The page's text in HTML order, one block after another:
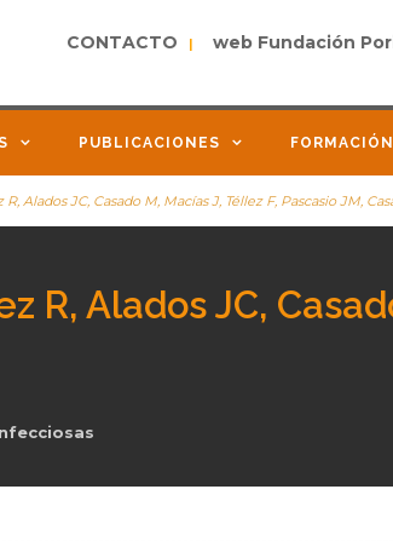
CONTACTO | web Fundación
PUBLICACIONES FORMACIÓN
Alados JC, Casado M, Macías J, Téllez F, Pascasio JM,
R, Alados JC,